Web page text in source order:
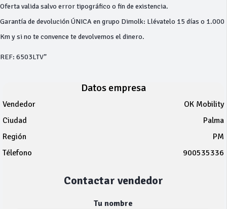
Oferta valida salvo error tipográfico o fin de existencia.
Garantía de devolución ÚNICA en grupo Dimolk: Llévatelo 15 días o 1.000
Km y si no te convence te devolvemos el dinero.
REF: 6503LTV”
Datos empresa
Vendedor
OK Mobility
Ciudad
Palma
Región
PM
Télefono
900535336
Contactar vendedor
Tu nombre